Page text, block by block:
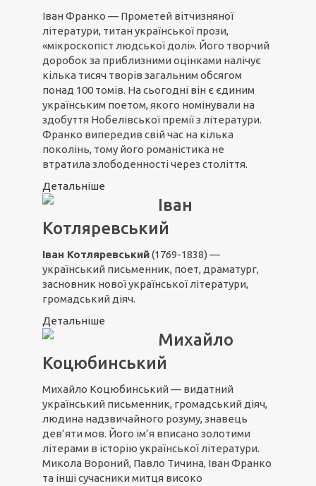
Іван Франко — Прометей вітчизняної
літератури, титан української прози,
«мікроскопіст людської долі». Його творчий
доробок за приблизними оцінками налічує
кілька тисяч творів загальним обсягом
понад 100 томів. На сьогодні він є єдиним
українським поетом, якого номінували на
здобуття Нобелівської премії з літератури.
Франко випередив свій час на кілька
поколінь, тому його романістика не
втратила злободенності через століття.
Детальніше
Іван
Котляревський
Іван Котляревський(1769-1838) —
український письменник, поет, драматург,
засновник нової української літератури,
громадський діяч.
Детальніше
Михайло
Коцюбинський
Михайло Коцюбинський — видатний
український письменник, громадський діяч,
людина надзвичайного розуму, знавець
дев’яти мов. Його ім’я вписано золотими
літерами в історію української літератури.
Микола Вороний, Павло Тичина, Іван Франко
та інші сучасники митця високо